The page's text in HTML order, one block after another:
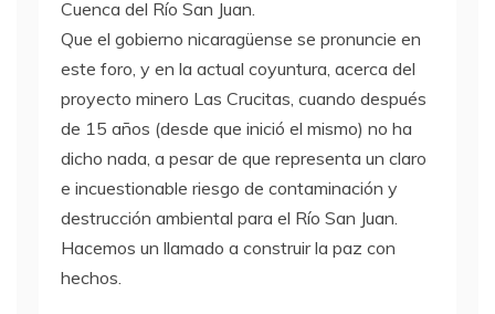
Cuenca del Río San Juan.
Que el gobierno nicaragüense se pronuncie en
este foro, y en la actual coyuntura, acerca del
proyecto minero Las Crucitas, cuando después
de 15 años (desde que inició el mismo) no ha
dicho nada, a pesar de que representa un claro
e incuestionable riesgo de contaminación y
destrucción ambiental para el Río San Juan.
Hacemos un llamado a construir la paz con
hechos.